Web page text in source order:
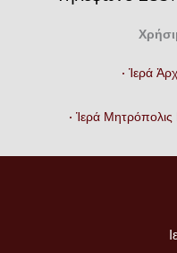
• Ἱερά
• Ἱερά